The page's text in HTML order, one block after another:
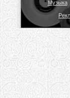
Музыка